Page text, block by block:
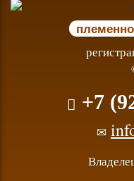
+7